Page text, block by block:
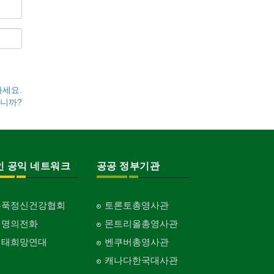
요.
까?
공익 네트워크
정신건강협회
의전화
희망연대
공공 정부기관
토론토총영사관
몬트리올총영사관
벤쿠버총영사관
캐나다한국대사관